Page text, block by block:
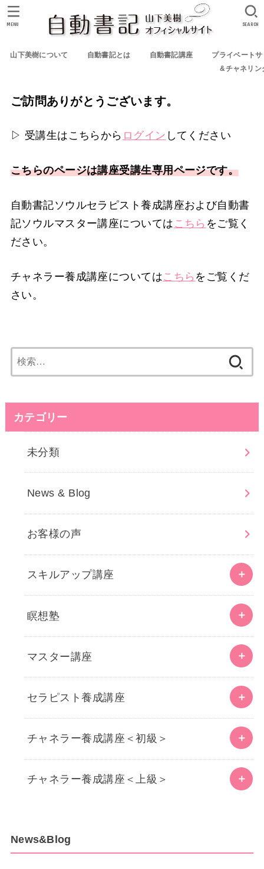
山下美樹について 自動書記とは 自動書記講座
プライベート
&チャネリン
SEARCH
MENU
ご訪問ありがとうございます。
▷ 受講生はこちらから ログイン してください
こちらのページは講座受講生専用ページです。
自動書記ソウルセラピスト養成講座および自動書
記ソウルマスター講座については こちら をご覧く
ださい。
チャネラー養成講座についてはこちら をご覧くだ
さい。
索:
カテゴリー
未分類
News & Blog
お客様の声
スキルアップ講座
瞑想塾
マスター講座
セラピスト養成講座
チャネラー養成講座＜初級＞
チャネラー養成講座＜上級＞
News&Blog